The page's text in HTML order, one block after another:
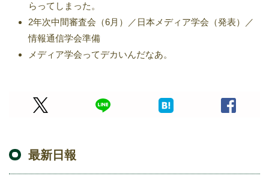
らってしまった。
2年次中間審査会（6月）／日本メディア学会（発表）／
情報通信学会準備
メディア学会ってデカいんだなあ。
最新日報